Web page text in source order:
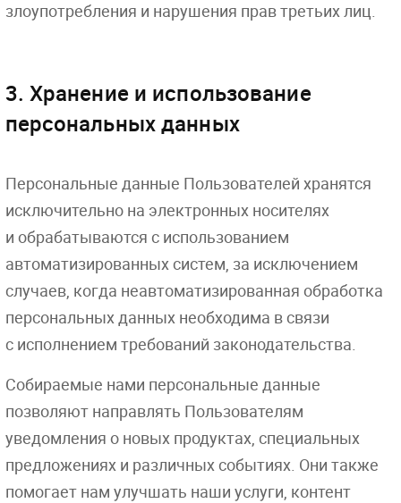
злоупотребления и нарушения прав третьих лиц.
3. Хранение и использование
персональных данных
Персональные данные Пользователей хранятся
исключительно на электронных носителях
и обрабатываются с использованием
автоматизированных систем, за исключением
случаев, когда неавтоматизированная обработка
персональных данных необходима в связи
с исполнением требований законодательства.
Собираемые нами персональные данные
позволяют направлять Пользователям
уведомления о новых продуктах, специальных
предложениях и различных событиях. Они также
помогает нам улучшать наши услуги, контент